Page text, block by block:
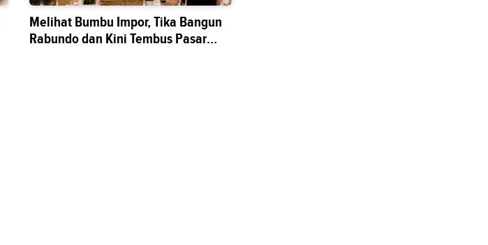
Melihat Bumbu Impor, Tika Bangun
Rabundo dan Kini Tembus Pasar